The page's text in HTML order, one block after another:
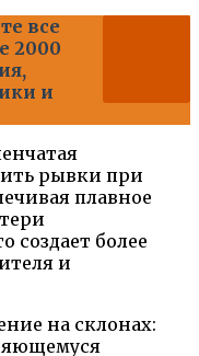
все
2000
и
рывки при
плавное
создает более
и
на склонах: